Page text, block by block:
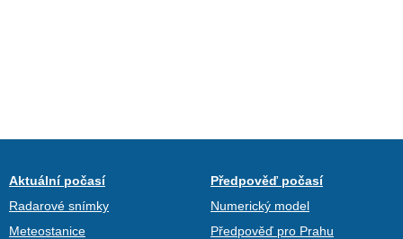
Aktuální počasí
Radarové snímky
Meteostanice
Předpověď počasí
Numerický model
Předpověď pro Prahu